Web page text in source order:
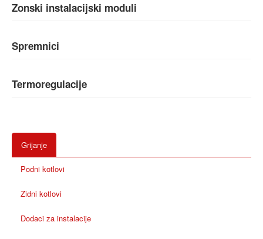
Zonski instalacijski moduli
Spremnici
Termoregulacije
Grijanje
Podni kotlovi
Zidni kotlovi
Dodaci za instalacije